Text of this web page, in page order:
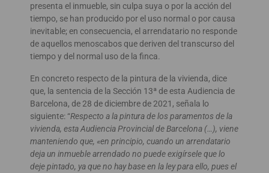
presenta el inmueble, sin culpa suya o por la acción del
tiempo, se han producido por el uso normal o por causa
inevitable; en consecuencia, el arrendatario no responde
de aquellos menoscabos que deriven del transcurso del
tiempo y del normal uso de la finca.
En concreto respecto de la pintura de la vivienda, dice
que, la sentencia de la Sección 13ª de esta Audiencia de
Barcelona, de 28 de diciembre de 2021, señala lo
siguiente: “Respecto a la pintura de los paramentos de la
vivienda, esta Audiencia Provincial de Barcelona (…), viene
manteniendo que, «en principio, cuando un arrendatario
deja un inmueble arrendado no puede exigírsele que lo
deje pintado, ya que no hay base en la ley para ello, pues el